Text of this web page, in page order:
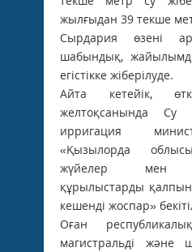
жылғыдан 39 текше
Сырдария өзені
шабындық,
егістікке жіберілуде.
Айта кетейік,
желтоқсанында Су
ирригация
«Қызылорда
жүйелер мен
құрылыстарды
кешенді жоспар»
Оған
магистральді және